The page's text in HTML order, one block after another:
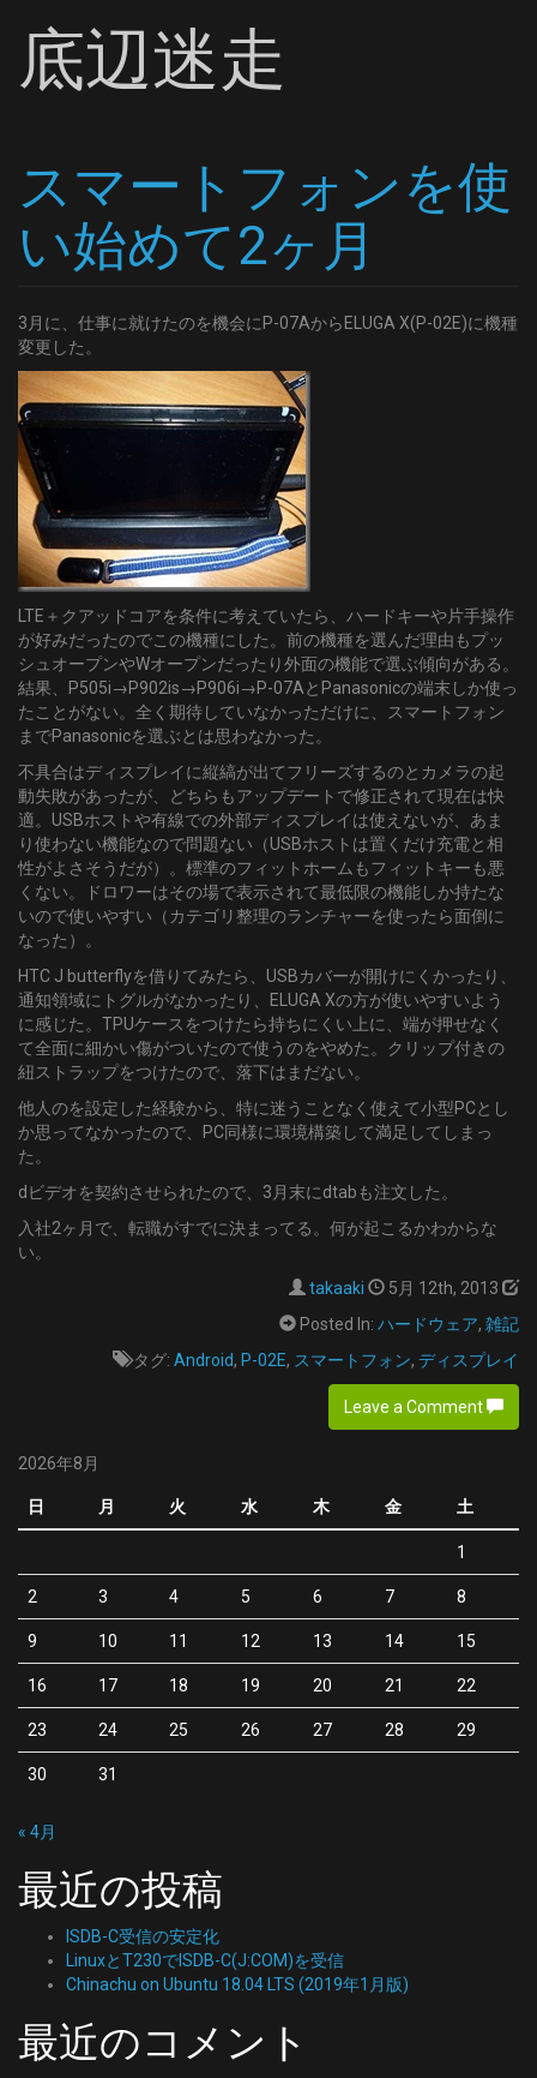
底辺迷走
スマートフォンを使
い始めて2ヶ月
3月に、仕事に就けたのを機会にP-07AからELUGA X(P-02E)に機種
変更した。
LTE＋クアッドコアを条件に考えていたら、ハードキーや片手操作
が好みだったのでこの機種にした。前の機種を選んだ理由もプッ
シュオープンやWオープンだったり外面の機能で選ぶ傾向がある。
結果、P505i→P902is→P906i→P-07AとPanasonicの端末しか使っ
たことがない。全く期待していなかっただけに、スマートフォン
までPanasonicを選ぶとは思わなかった。
不具合はディスプレイに縦縞が出てフリーズするのとカメラの起
動失敗があったが、どちらもアップデートで修正されて現在は快
適。USBホストや有線での外部ディスプレイは使えないが、あま
り使わない機能なので問題ない（USBホストは置くだけ充電と相
性がよさそうだが）。標準のフィットホームもフィットキーも悪
くない。ドロワーはその場で表示されて最低限の機能しか持たな
いので使いやすい（カテゴリ整理のランチャーを使ったら面倒に
なった）。
HTC J butterflyを借りてみたら、USBカバーが開けにくかったり、
通知領域にトグルがなかったり、ELUGA Xの方が使いやすいよう
に感じた。TPUケースをつけたら持ちにくい上に、端が押せなく
て全面に細かい傷がついたので使うのをやめた。クリップ付きの
紐ストラップをつけたので、落下はまだない。
他人のを設定した経験から、特に迷うことなく使えて小型PCとし
か思ってなかったので、PC同様に環境構築して満足してしまっ
た。
dビデオを契約させられたので、3月末にdtabも注文した。
入社2ヶ月で、転職がすでに決まってる。何が起こるかわからな
い。
takaaki
5月 12th, 2013
Posted In: ハードウェア, 雑記
タグ: Android, P-02E, スマートフォン, ディスプレイ
Leave a Comment
2026年8月
日 月 火 水 木 金 土
1
2 3 4 5 6 7 8
9 10 11 12 13 14 15
16 17 18 19 20 21 22
23 24 25 26 27 28 29
30 31
« 4月
最近の投稿
ISDB-C受信の安定化
LinuxとT230でISDB-C(J:COM)を受信
Chinachu on Ubuntu 18.04 LTS (2019年1月版)
最近のコメント